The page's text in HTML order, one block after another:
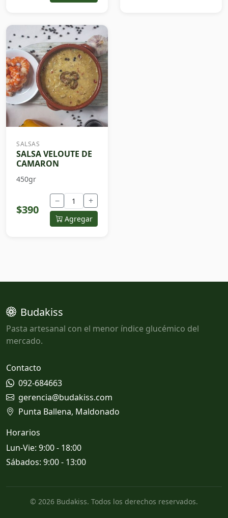
SALSAS
SALSA VELOUTE DE
CAMARON
450gr
$390
− +
Agregar
Budakiss
Pasta artesanal con el menor índice glucémico del
mercado.
Contacto
092-684663
gerencia@budakiss.com
Punta Ballena, Maldonado
Horarios
Lun-Vie: 9:00 - 18:00
Sábados: 9:00 - 13:00
© 2026 Budakiss. Todos los derechos reservados.